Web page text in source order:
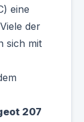
eine
der
sich mit
207